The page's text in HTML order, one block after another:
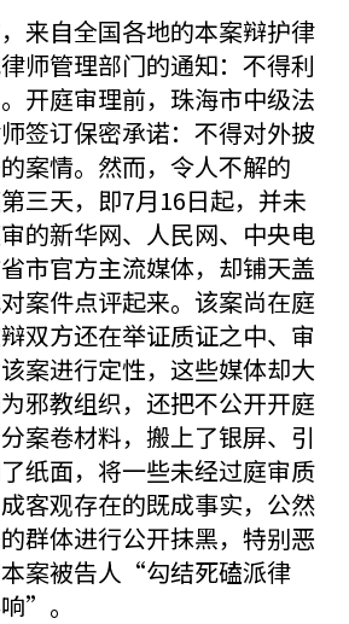
来自全国各地的本案辩护律
师管理部门的通知：不得利
开庭审理前，珠海市中级法
签订保密承诺：不得对外披
案情。然而，令人不解的
三天，即7月16日起，并未
的新华网、人民网、中央电
市官方主流媒体，却铺天盖
案件点评起来。该案尚在庭
双方还在举证质证之中、审
案进行定性，这些媒体却大
邪教组织，还把不公开开庭
案卷材料，搬上了银屏、引
纸面，将一些未经过庭审质
客观存在的既成事实，公然
群体进行公开抹黑，特别恶
案被告人“勾结死磕派律
”。